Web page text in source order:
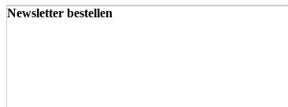
Newsletter bestellen